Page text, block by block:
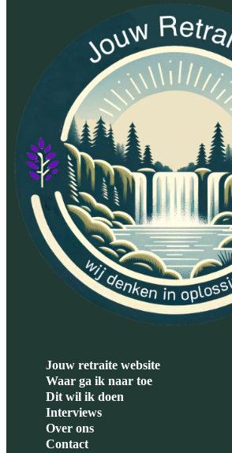
Jouw retraite website
Waar ga ik naar toe
Dit wil ik doen
Interviews
Over ons
Contact